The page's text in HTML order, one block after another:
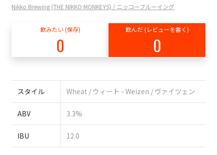
Nikko Brewing (THE NIKKO MONKEYS) / ニッコーブルーイング
飲みたい (保存)
0
飲んだ (レビューを書く)
0
スタイル Wheat / ウィート - Weizen / ヴァイツェン
ABV 3.3%
IBU 12.0